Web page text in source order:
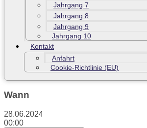
Jahrgang 7
Jahrgang 8
Jahrgang 9
Jahrgang 10
Kontakt
Anfahrt
Cookie-Richtlinie (EU)
Wann
28.06.2024
00:00